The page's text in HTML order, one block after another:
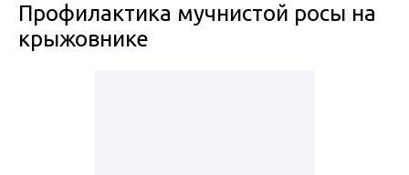
Профилактика мучнистой росы на
крыжовнике